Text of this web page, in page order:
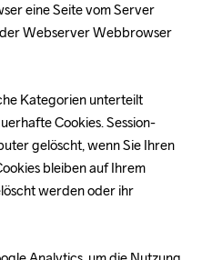
eine Seite vom Server
Webserver Webbrowser
Kategorien unterteilt
Cookies. Session-
gelöscht, wenn Sie Ihren
bleiben auf Ihrem
werden oder ihr